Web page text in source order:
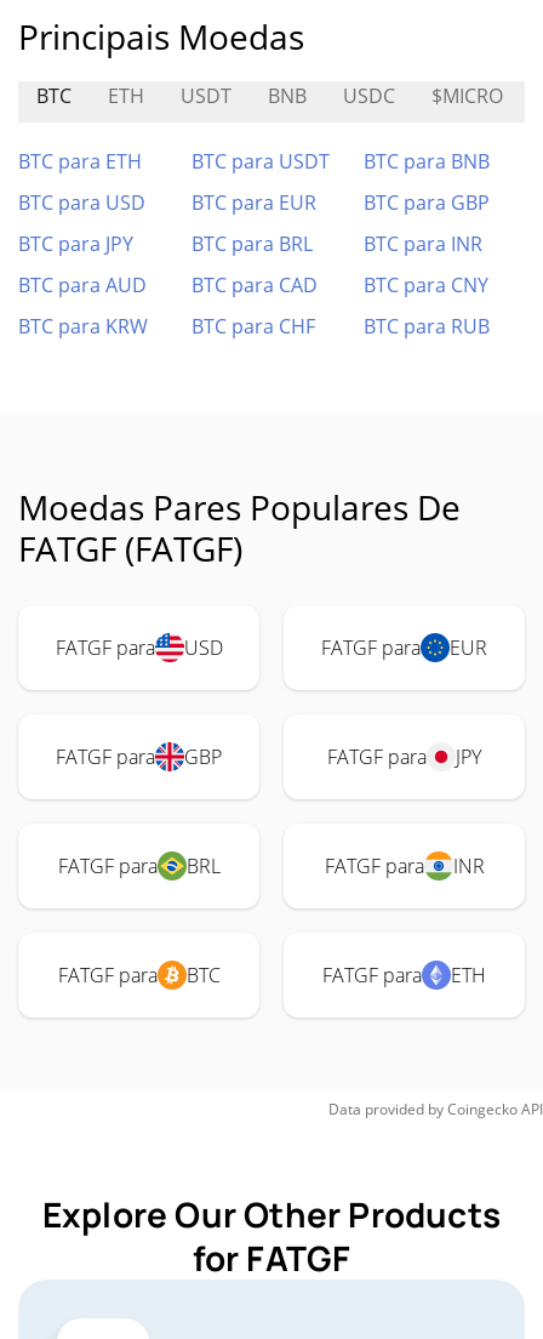
Principais Moedas
BTC ETH USDT BNB USDC $MICRO
BTC para ETH BTC para USDT
BTC para BNB
BTC para USD
BTC para EUR
BTC para GBP
BTC para JPY
BTC para BRL
BTC para INR
BTC para AUD
BTC para CAD
BTC para CNY
BTC para KRW
BTC para CHF BTC para RUB
Moedas Pares Populares De
FATGF (FATGF)
FATGF para USD FATGF para EUR
FATGF para GBP FATGF para JPY
FATGF para BRL FATGF para INR
FATGF para BTC FATGF para ETH
Data provided byCoingeckoAPI
Explore Our Other Products
for FATGF